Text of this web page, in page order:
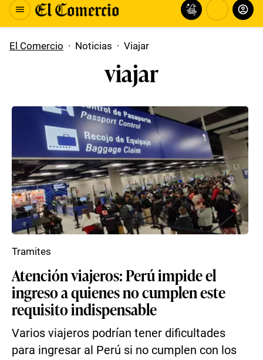
El Comercio · Noticias · Viajar
viajar
Atención viajeros: Perú impide el
ingreso a quienes no cumplen este
requisito indispensable
Varios viajeros podrían tener dificultades
para ingresar al Perú si no cumplen con los
Tramites